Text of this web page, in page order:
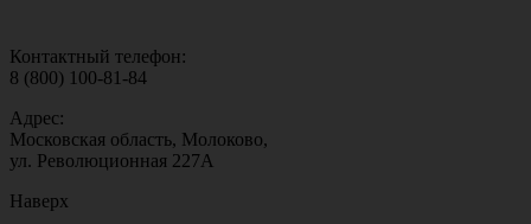
Контактный телефон:
8 (800) 100-81-84
Адрес:
Московская область, Молоково,
ул. Революционная 227А
Наверх